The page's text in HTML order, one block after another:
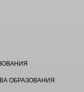
ОБРАЗОВАНИЯ